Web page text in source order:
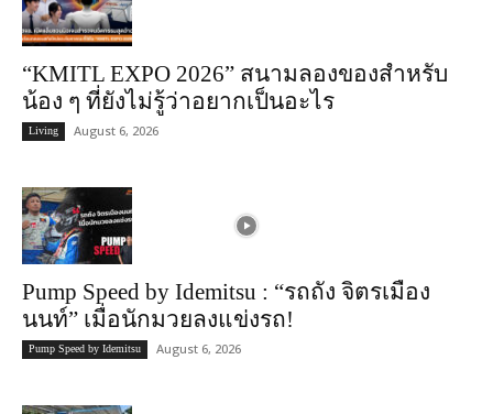
“KMITL EXPO 2026” สนามลองของสำหรับ
น้อง ๆ ที่ยังไม่รู้ว่าอยากเป็นอะไร
Living August 6, 2026
Pump Speed by Idemitsu : “รถถัง จิตรเมือง
นนท์” เมื่อนักมวยลงแข่งรถ!
Pump Speed by Idemitsu August 6, 2026